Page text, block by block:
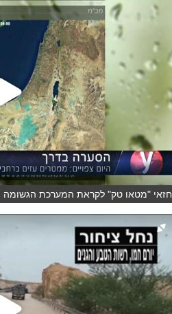
חזאי "מטאו טק" לקראת המערכת הגשומה